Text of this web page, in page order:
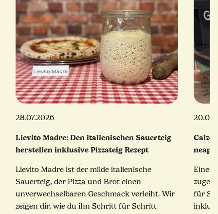
28.07.2026
Lievito Madre: Den italienischen Sauerteig
herstellen inklusive Pizzateig Rezept
Lievito Madre ist der milde italienische
Sauerteig, der Pizza und Brot einen
unverwechselbaren Geschmack verleiht. Wir
zeigen dir, wie du ihn Schritt für Schritt
Eine
für